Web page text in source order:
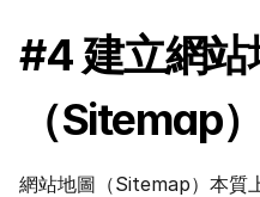
#4 建立網站
（Sitemap）
網站地圖（Sitemap）本質